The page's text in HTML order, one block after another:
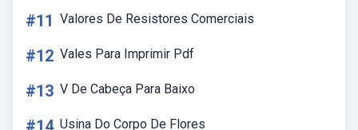
#11 Valores De Resistores Comerciais
#12 Vales Para Imprimir Pdf
#13 V De Cabeça Para Baixo
#14 Usina Do Corpo De Flores